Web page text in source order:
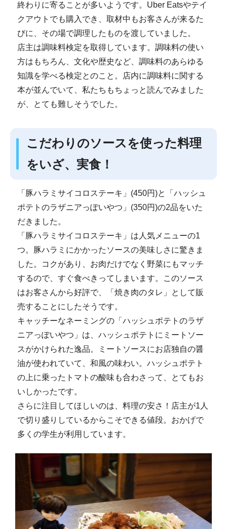
終わりに寄ることが多いようです。Uber Eatsやテイ
クアウトでも購入でき、取材中もお客さんが来るた
びに、その場で調理したものを渡していました。
店主は調味料検定を取得しています。調味料の使い
方はもちろん、文化や歴史など、調味料のあらゆる
知識を学べる検定とのこと。店内に調味料に関する
本が並んでいて、私たちもちょっと読んでみました
が、とても難しそうでした。
こだわりのソースを使った料理
をいざ、実食！
「豚ハラミサイコロステーキ」(450円)と「ハッシュ
ポテトのラザニアっぽいやつ」(350円)の2品をいた
だきました。
「豚ハラミサイコロステーキ」は人気メニューの1
つ。豚ハラミにかかったソースの美味しさに驚きま
した。コクがあり、お肉だけでなく野菜にもマッチ
するので、すぐ食べきってしまいます。このソース
はお客さんから好評で、「焼き肉のタレ」として販
売することにしたそうです。
キャッチーなネーミングの「ハッシュポテトのラザ
ニアっぽいやつ」は、ハッシュポテトにミートソー
スがかけられた逸品。ミートソースにお店独自の醤
油が使われていて、和風の味わい。ハッシュポテト
の上に乗ったトマトの酸味も合わさって、とてもお
いしかったです。
さらに注目してほしいのは、料理の安さ！店主が1人
で切り盛りしているからこそできる値段。おかげで
多くの学生が利用しています。